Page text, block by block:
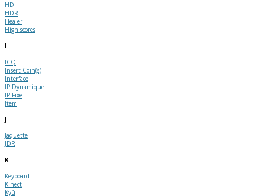
HD
HDR
Healer
High scores
I
ICQ
Insert Coin(s)
Interface
IP Dynamique
IP Fixe
Item
J
Jaquette
JDR
K
Keyboard
Kinect
Kyû